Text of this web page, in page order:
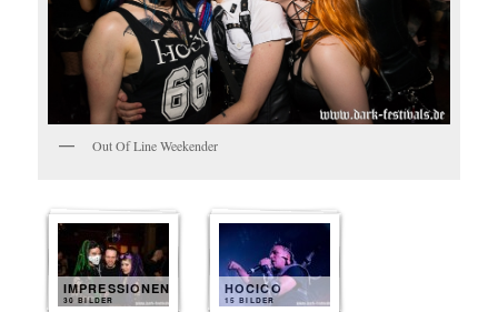
Out Of Line Weekender
IMPRESSIONEN
30 BILDER
HOCICO
15 BILDER